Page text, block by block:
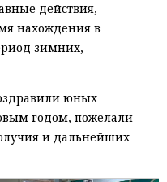
действия,
нахождения в
зимних,
юных
годом, пожелали
и дальнейших